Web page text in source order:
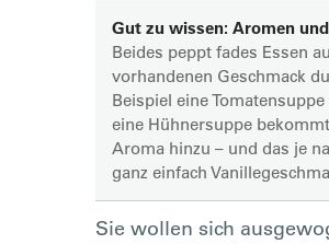
Gut zu wissen: Aromen
Beides peppt fades Essen
vorhandenen Geschmack
Beispiel eine
eine Hühnersuppe
Aroma hinzu – und das je
ganz einfach
Sie wollen sich